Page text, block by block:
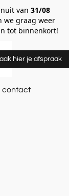
van 31/08
we graag weer
tot binnenkort!
hier je afspraak
contact